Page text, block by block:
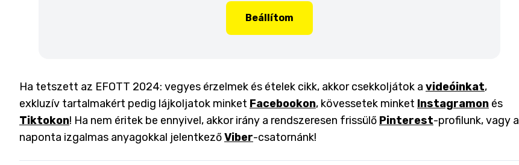
Beállítom
Ha tetszett az EFOTT 2024: vegyes érzelmek és ételek cikk, akkor csekkoljátok a videóinkat,
exkluzív tartalmakért pedig lájkoljatok minket Facebookon, kövessetek minket Instagramon és
Tiktokon! Ha nem éritek be ennyivel, akkor irány a rendszeresen frissülő Pinterest-profilunk, vagy a
naponta izgalmas anyagokkal jelentkezőViber-csatornánk!